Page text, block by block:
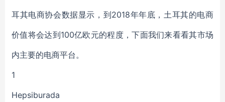
耳其电商协会数据显示，到2018年年底，土耳其的电商
价值将会达到100亿欧元的程度，下面我们来看看其市场
内主要的电商平台。
1
Hepsiburada